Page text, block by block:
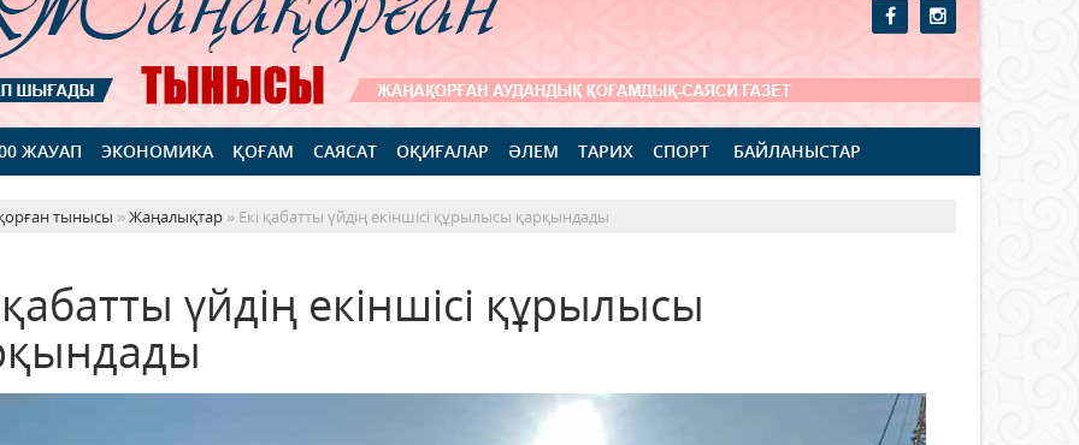
ЖАУАП ЭКОНОМИКА ҚОҒАМ САЯСАТ ОҚИҒАЛАР ӘЛЕМ ТАРИХ СПОРТ БАЙЛАНЫСТАР
тынысы »Жаңалықтар » Екі қабатты үйдің екіншісі құрылысы қарқындады
қабатты үйдің екіншісі құрылысы